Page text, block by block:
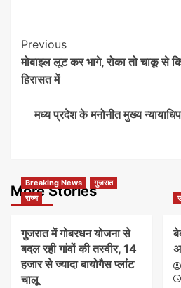
Post
Navigation
Previous
मोबाइल लूट कर भागे, रोका तो चाकू से
हिरासत में
मध्य प्रदेश के मनोनीत मुख्य
More Stories
Breaking News
गुजरात
राज्य
गुजरात में गोबरधन योजना से
बदल रही गांवों की तस्वीर, 14
हजार से ज्यादा बायोगैस प्लांट
चालू